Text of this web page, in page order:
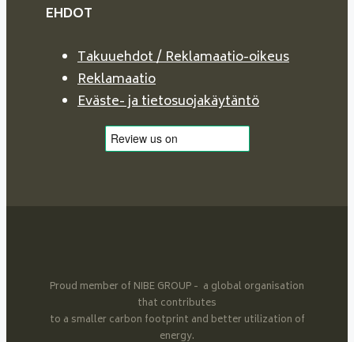
EHDOT
Takuuehdot / Reklamaatio-oikeus
Reklamaatio
Eväste- ja tietosuojakäytäntö
Proud member of NIBE GROUP - a global organisation
that contributes
to a smaller carbon footprint and better utilization of
energy.